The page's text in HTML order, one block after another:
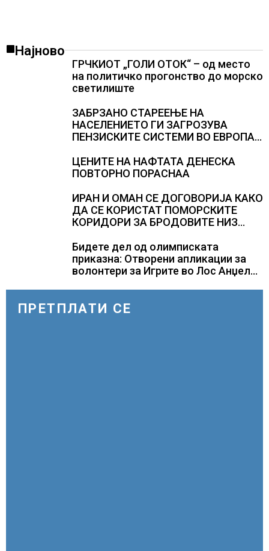
Најново
ГРЧКИОТ „ГОЛИ ОТОК“ – од место
на политичко прогонство до морско
светилиште
ЗАБРЗАНО СТАРЕЕЊЕ НА
НАСЕЛЕНИЕТО ГИ ЗАГРОЗУВА
ПЕНЗИСКИТЕ СИСТЕМИ ВО ЕВРОПА и
ЦЕНИТЕ НА НАФТАТА ДЕНЕСКА
ПОВТОРНО ПОРАСНАА
ИРАН И ОМАН СЕ ДОГОВОРИЈА КАКО
ДА СЕ КОРИСТАТ ПОМОРСКИТЕ
КОРИДОРИ ЗА БРОДОВИТЕ НИЗ
Бидете дел од олимписката
приказна: Отворени апликации за
волонтери за Игрите во Лос Анџелес
ПРЕТПЛАТИ СЕ